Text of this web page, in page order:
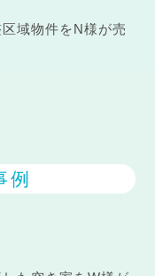
域物件をN様が売
例